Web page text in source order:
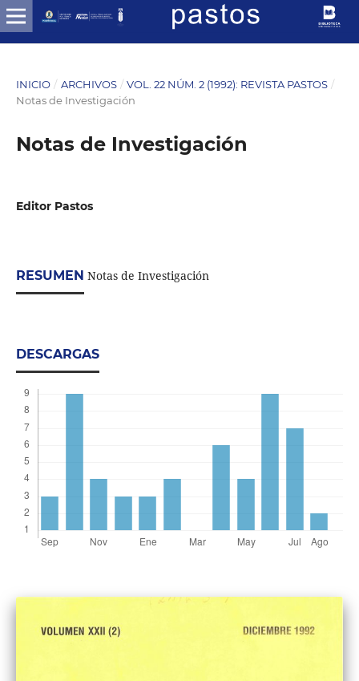
INICIO / ARCHIVOS / VOL. 22 NÚM. 2 (1992): REVISTA PASTOS /
Notas de Investigación
Notas de Investigación
Editor Pastos
RESUMEN Notas de Investigación
DESCARGAS